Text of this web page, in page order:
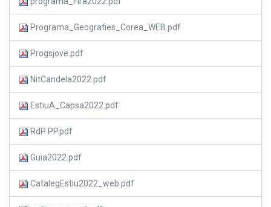
Programa_Geografies_Corea_WEB.pdf
Progsjove.pdf
NitCandela2022.pdf
EstiuA_Capsa2022.pdf
RdP PP.pdf
Guia2022.pdf
CatalegEstiu2022_web.pdf